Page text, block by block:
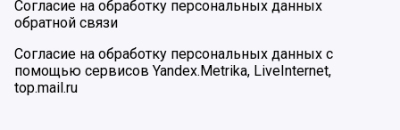
Согласие на обработку персональных данных
обратной связи
Согласие на обработку персональных данных с
помощью сервисов Yandex.Metrika, LiveInternet,
top.mail.ru